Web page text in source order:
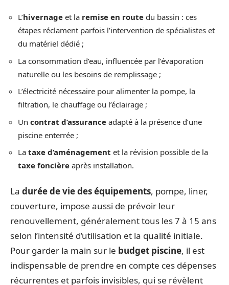
L’hivernage et la remise en route du bassin : ces
étapes réclament parfois l’intervention de spécialistes et
du matériel dédié ;
La consommation d’eau, influencée par l’évaporation
naturelle ou les besoins de remplissage ;
L’électricité nécessaire pour alimenter la pompe, la
filtration, le chauffage ou l’éclairage ;
Un contrat d’assurance adapté à la présence d’une
piscine enterrée ;
La taxe d’aménagement et la révision possible de la
taxe foncière après installation.
La durée de vie des équipements, pompe, liner,
couverture, impose aussi de prévoir leur
renouvellement, généralement tous les 7 à 15 ans
selon l’intensité d’utilisation et la qualité initiale.
Pour garder la main sur le budget piscine, il est
indispensable de prendre en compte ces dépenses
récurrentes et parfois invisibles, qui se révèlent